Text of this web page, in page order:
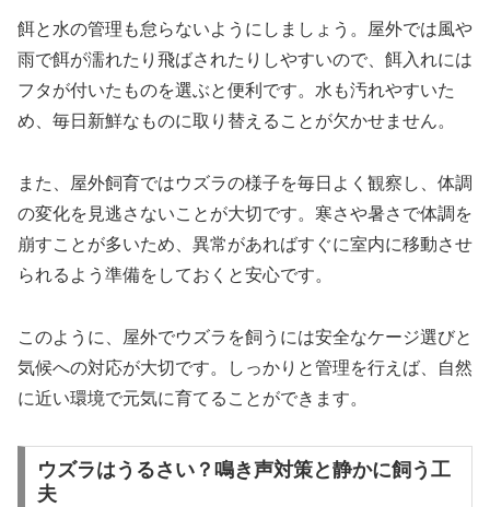
餌と水の管理も怠らないようにしましょう。屋外では風や
雨で餌が濡れたり飛ばされたりしやすいので、餌入れには
フタが付いたものを選ぶと便利です。水も汚れやすいた
め、毎日新鮮なものに取り替えることが欠かせません。
また、屋外飼育ではウズラの様子を毎日よく観察し、体調
の変化を見逃さないことが大切です。寒さや暑さで体調を
崩すことが多いため、異常があればすぐに室内に移動させ
られるよう準備をしておくと安心です。
このように、屋外でウズラを飼うには安全なケージ選びと
気候への対応が大切です。しっかりと管理を行えば、自然
に近い環境で元気に育てることができます。
ウズラはうるさい？鳴き声対策と静かに飼う工
夫